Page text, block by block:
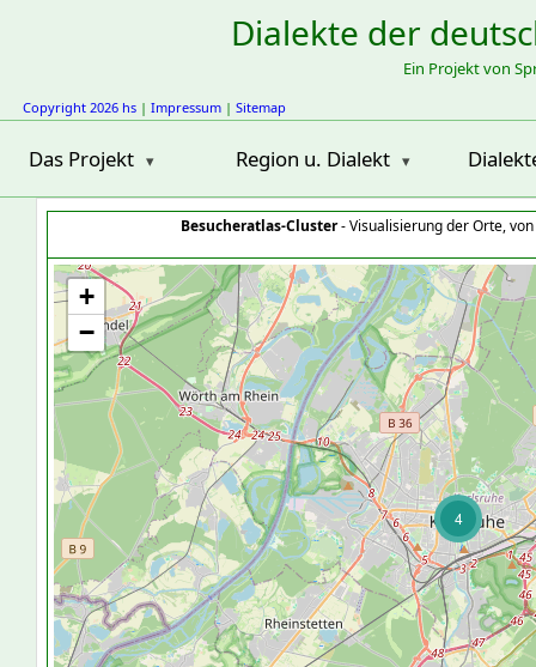
Dialekte der
Ein Projekt von
Copyright 2026 hs | Impressum | Sitemap
Das Projekt Region u. Dialekt
Besucheratlas-Cluster- Visualisierung der Orte,
4
+
−